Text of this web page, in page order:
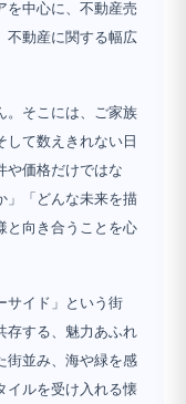
を中心に、不動産売
不動産に関する幅広
。そこには、ご家族
して数えきれない日
や価格だけではな
」「どんな未来を描
と向き合うことを心
サイド」という街
存する、魅力あふれ
街並み、海や緑を感
イルを受け入れる懐